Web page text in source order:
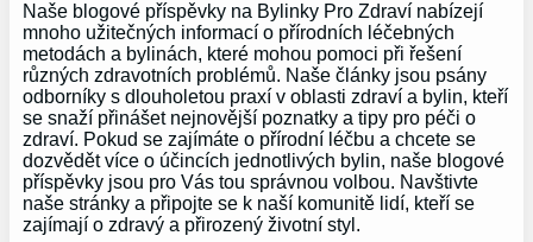
Naše blogové příspěvky na Bylinky Pro Zdraví nabízejí
mnoho užitečných informací o přírodních léčebných
metodách a bylinách, které mohou pomoci při řešení
různých zdravotních problémů. Naše články jsou psány
odborníky s dlouholetou praxí v oblasti zdraví a bylin, kteří
se snaží přinášet nejnovější poznatky a tipy pro péči o
zdraví. Pokud se zajímáte o přírodní léčbu a chcete se
dozvědět více o účincích jednotlivých bylin, naše blogové
příspěvky jsou pro Vás tou správnou volbou. Navštivte
naše stránky a připojte se k naší komunitě lidí, kteří se
zajímají o zdravý a přirozený životní styl.